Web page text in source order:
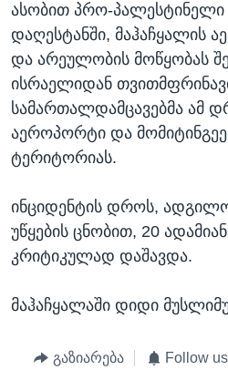
ᲓᲔᲖᲘᲜᲤᲝᲠᲛᲐᲪᲘᲐ
ასობით პრო-
დაღესტანში, მაჰაჩყალის
და არეულობის მოწყობას
ისრაელიდან
სამართალდამცავებმა ამ
აეროპორტი და
ტერიტორიას.
ინციდენტის დროს,
უწყების ცნობით, 20
კრიტიკულად დაშავდა.
მაჰაჩყალაში დიდი
გაზიარება Follow us